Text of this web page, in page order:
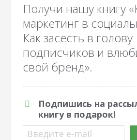
Получи нашу книгу
маркетинг в
Как засесть в голову
подписчиков и
свой бренд».
Подпишись на
книгу в подарок!
Введите e-mail